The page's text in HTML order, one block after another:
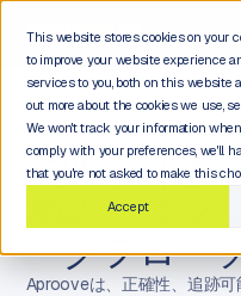
This website stores cookies on your
to improve your website experience
services to you, both on this website
out more about the cookies we use,
We won't track your information
comply with your preferences, we'll
that you're not asked to make this
Accept
失敗が許さ
めの、コン
ークフロー
Aprooveは、正確性、追跡